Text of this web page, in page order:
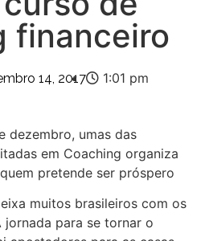
financeiro
14, 2017 1:01 pm
dezembro, umas das
em Coaching organiza
pretende ser próspero
muitos brasileiros com os
para se tornar o